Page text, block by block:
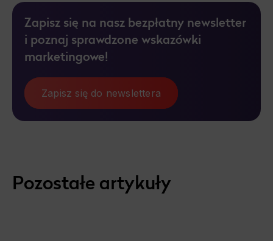
Zapisz się na nasz bezpłatny newsletter
i poznaj sprawdzone wskazówki
marketingowe!
Zapisz się do newslettera
Pozostałe artykuły